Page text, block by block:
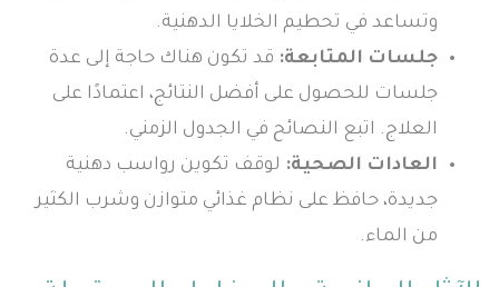
وتساعد في تحطيم الخلايا الدهنية.
جلسات المتابعة: قد تكون هناك حاجة إلى عدة
جلسات للحصول على أفضل النتائج، اعتمادًا على
العلاج. اتبع النصائح في الجدول الزمني.
العادات الصحية: لوقف تكوين رواسب دهنية
جديدة، حافظ على نظام غذائي متوازن وشرب الكثير
من الماء.